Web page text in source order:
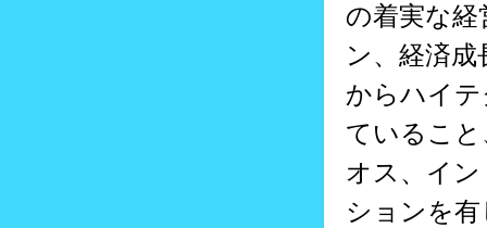
の着実な
ン、経済
からハイ
ているこ
オス、イ
ションを